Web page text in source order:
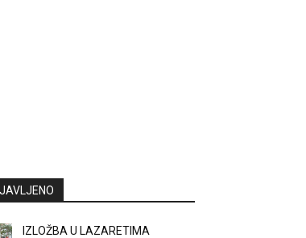
IZLOŽBA U LAZARETIMA